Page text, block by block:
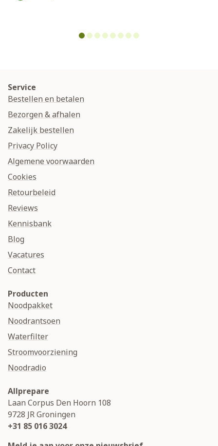
Service
Bestellen en betalen
Bezorgen & afhalen
Zakelijk bestellen
Privacy Policy
Algemene voorwaarden
Cookies
Retourbeleid
Reviews
Kennisbank
Blog
Vacatures
Contact
Producten
Noodpakket
Noodrantsoen
Waterfilter
Stroomvoorziening
Noodradio
Allprepare
Laan Corpus Den Hoorn 108
9728 JRGroningen
+31 85 016 3024